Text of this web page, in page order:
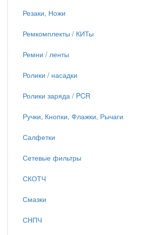
Резаки, Ножи
Ремкомплекты / КИТы
Ремни / ленты
Ролики / насадки
Ролики заряда / PCR
Ручки, Кнопки, Флажки, Рычаги
Салфетки
Сетевые фильтры
СКОТЧ
Смазки
СНПЧ